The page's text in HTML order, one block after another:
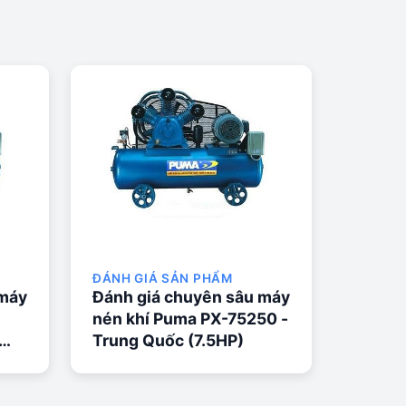
ĐÁNH GIÁ SẢN PHẨM
Đánh giá chuyên sâu máy
nén khí Puma PX-75250 -
Trung Quốc (7.5HP)